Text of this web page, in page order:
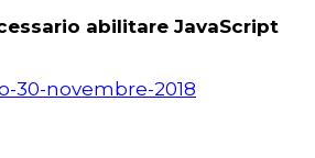
abilitare JavaScript
30-novembre-2018